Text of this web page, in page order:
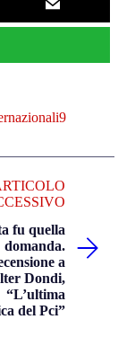
fu quella
domanda.
a
Dondi,
“L’ultima
del Pci”